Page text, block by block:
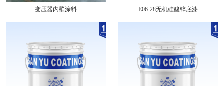
变压器内壁涂料 E06-28无机硅酸锌底漆